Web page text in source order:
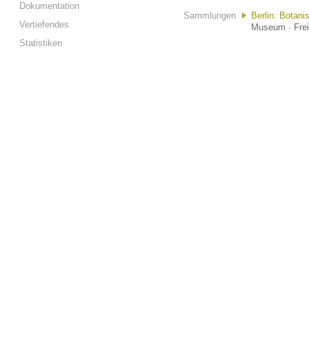
Dokumentation
Vertiefendes
Statistiken
Sammlungen
Berlin:
Museum ·